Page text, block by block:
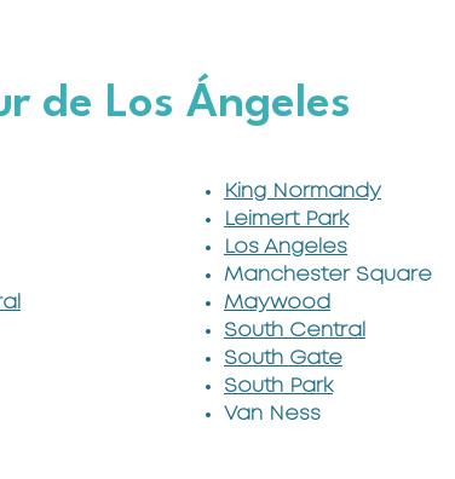
de Los Ángeles
King Normandy
Leimert Park
Los Angeles
Manchester Square
Maywood
South Central
South Gate
South Park
Van Ness